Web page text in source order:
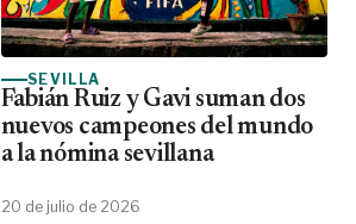
SEVILLA
Fabián Ruiz y Gavi suman dos
nuevos campeones del mundo
a la nómina sevillana
20 de julio de 2026